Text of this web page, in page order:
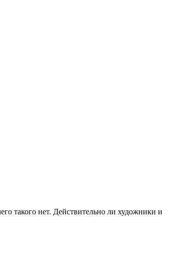
такого нет. Действительно ли художники и